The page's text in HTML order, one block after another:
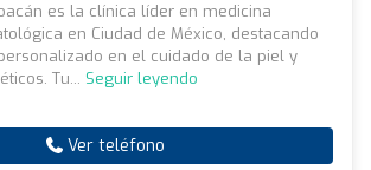
es la clínica líder en medicina
en Ciudad de México, destacando
en el cuidado de la piel y
Tu... Seguir leyendo
Ver teléfono